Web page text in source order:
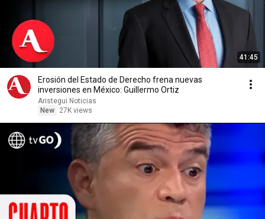
41:45
Erosión del Estado de Derecho frena nuevas
inversiones en México: Guillermo Ortiz
Aristegui Noticias
New
27K views